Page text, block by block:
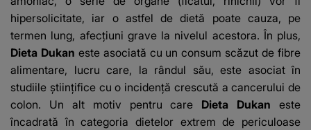
hipersolicitate, iar o astfel de dietă poate cauza, pe
termen lung, afecţiuni grave la nivelul acestora. În plus,
Dieta Dukan este asociată cu un consum scăzut de fibre
alimentare, lucru care, la rândul său, este asociat în
studiile ştiinţifice cu o incidenţă crescută a cancerului de
colon. Un alt motiv pentru care Dieta Dukan este
încadrată în categoria dietelor extrem de periculoase